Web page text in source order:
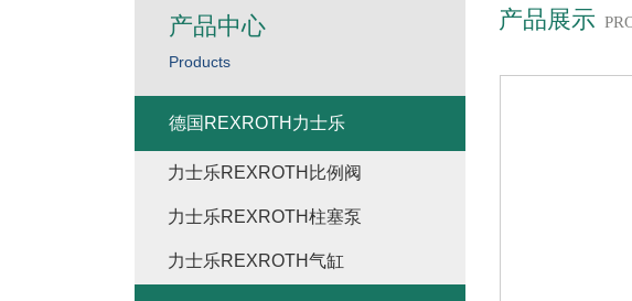
产品展示
产品中心
Products
德国REXROTH力士乐
力士乐REXROTH比例阀
力士乐REXROTH柱塞泵
力士乐REXROTH气缸